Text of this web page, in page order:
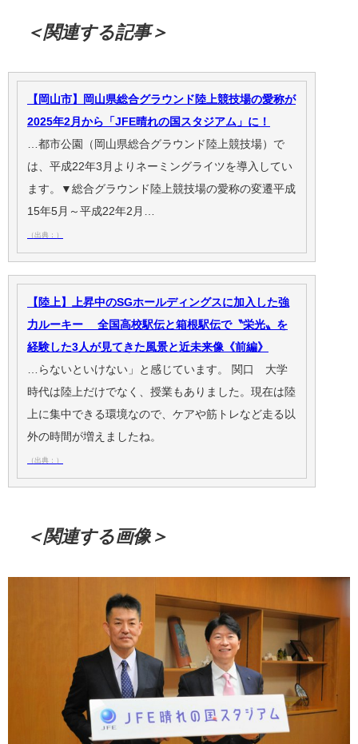
＜関連する記事＞
【岡山市】岡山県総合グラウンド陸上競技場の愛称が
2025年2月から「JFE晴れの国スタジアム」に！
…都市公園（岡山県総合グラウンド陸上競技場）で
は、平成22年3月よりネーミングライツを導入してい
ます。▼総合グラウンド陸上競技場の愛称の変遷平成
15年5月～平成22年2月…
（出典：）
【陸上】上昇中のSGホールディングスに加入した強
力ルーキー 全国高校駅伝と箱根駅伝で〝栄光〟を
経験した3人が見てきた風景と近未来像《前編》
…らないといけない」と感じています。 関口 大学
時代は陸上だけでなく、授業もありました。現在は陸
上に集中できる環境なので、ケアや筋トレなど走る以
外の時間が増えましたね。
（出典：）
＜関連する画像＞